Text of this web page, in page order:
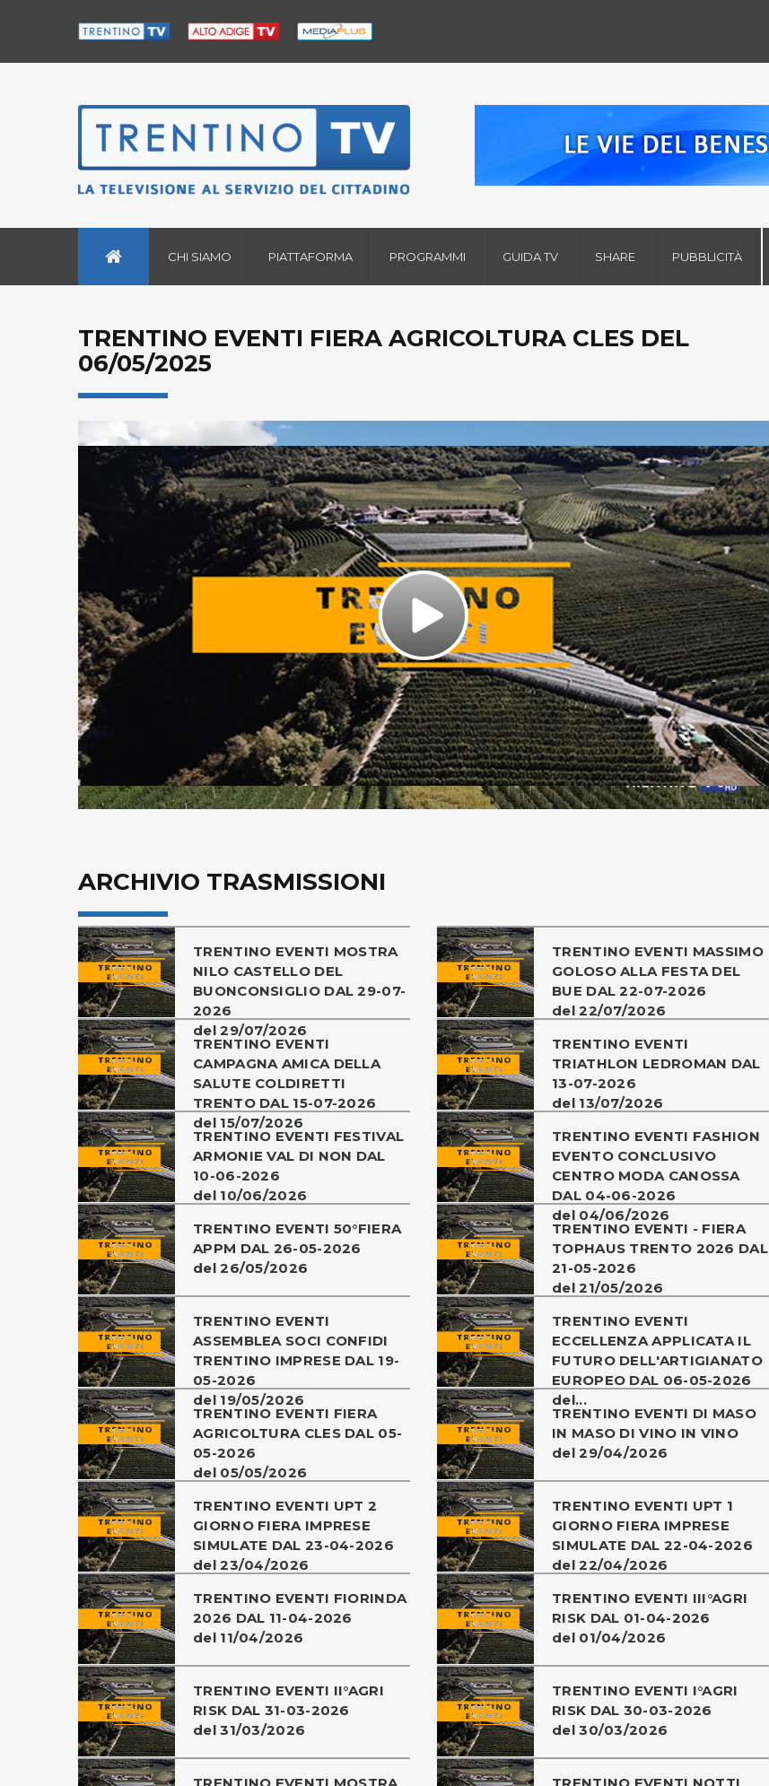
CHI SIAMO PIATTAFORMA PROGRAMMI GUIDA TV SHARE PUBBLICITÀ
TRENTINO EVENTI FIERA AGRICOLTURA CLES DEL
06/05/2025
Play
Video
ARCHIVIO TRASMISSIONI
TRENTINO EVENTI MOSTRA
NILO CASTELLO DEL
BUONCONSIGLIO DAL 29-07-
2026
del 29/07/2026
TRENTINO EVENTI MASSIMO
GOLOSO ALLA FESTA DEL
BUE DAL 22-07-2026
del 22/07/2026
TRENTINO EVENTI
CAMPAGNA AMICA DELLA
SALUTE COLDIRETTI
TRENTO DAL 15-07-2026
del 15/07/2026
TRENTINO EVENTI
TRIATHLON LEDROMAN DAL
13-07-2026
del 13/07/2026
TRENTINO EVENTI FESTIVAL
ARMONIE VAL DI NON DAL
10-06-2026
del 10/06/2026
TRENTINO EVENTI FASHION
EVENTO CONCLUSIVO
CENTRO MODA CANOSSA
DAL 04-06-2026
del 04/06/2026
TRENTINO EVENTI 50°FIERA
APPM DAL 26-05-2026
del 26/05/2026
TRENTINO EVENTI - FIERA
TOPHAUS TRENTO 2026 DAL
21-05-2026
del 21/05/2026
TRENTINO EVENTI
ASSEMBLEA SOCI CONFIDI
TRENTINO IMPRESE DAL 19-
05-2026
del 19/05/2026
TRENTINO EVENTI
ECCELLENZA APPLICATA IL
FUTURO DELL'ARTIGIANATO
EUROPEO DAL 06-05-2026
del...
TRENTINO EVENTI FIERA
AGRICOLTURA CLES DAL 05-
05-2026
del 05/05/2026
TRENTINO EVENTI DI MASO
IN MASO DI VINO IN VINO
del 29/04/2026
TRENTINO EVENTI UPT 2
GIORNO FIERA IMPRESE
SIMULATE DAL 23-04-2026
del 23/04/2026
TRENTINO EVENTI UPT 1
GIORNO FIERA IMPRESE
SIMULATE DAL 22-04-2026
del 22/04/2026
TRENTINO EVENTI FIORINDA
2026 DAL 11-04-2026
del 11/04/2026
TRENTINO EVENTI III°AGRI
RISK DAL 01-04-2026
del 01/04/2026
TRENTINO EVENTI II°AGRI
RISK DAL 31-03-2026
del 31/03/2026
TRENTINO EVENTI I°AGRI
RISK DAL 30-03-2026
del 30/03/2026